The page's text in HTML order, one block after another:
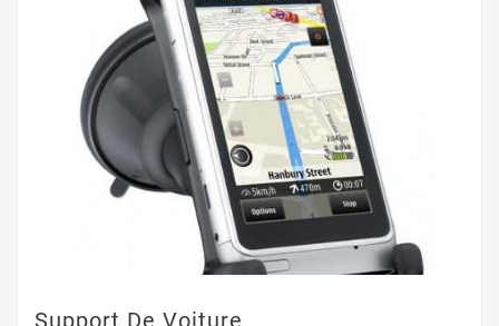
Support De Voiture